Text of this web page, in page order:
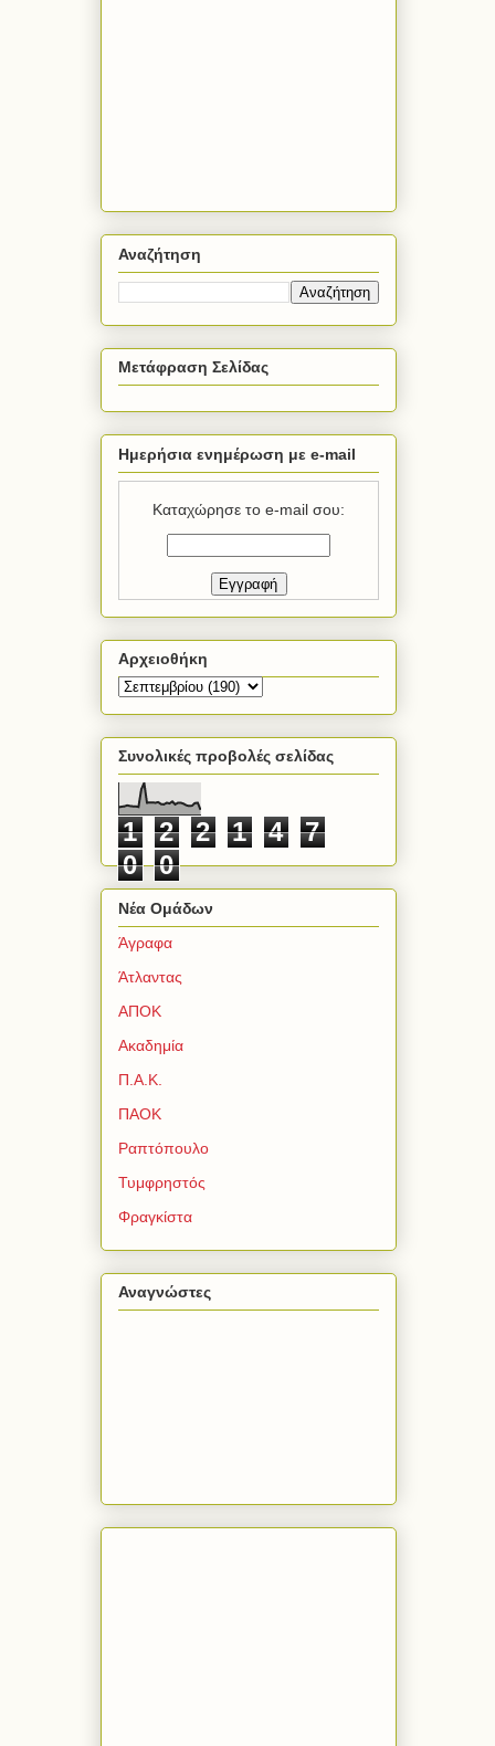
Αναζήτηση
Μετάφραση Σελίδας
Ημερήσια ενημέρωση με e-mail
Καταχώρησε το e-mail σου:
Αρχειοθήκη
Συνολικές προβολές σελίδας
1 2 2 1 4
7
0
0
Νέα Ομάδων
Άγραφα
Άτλαντας
ΑΠΟΚ
Ακαδημία
Π.Α.Κ.
ΠΑΟΚ
Ραπτόπουλο
Τυμφρηστός
Φραγκίστα
Αναγνώστες